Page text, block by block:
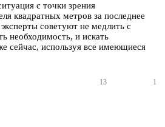
с точки зрения
квадратных метров за последнее
советуют не медлить с
необходимость, и искать
сейчас, используя все имеющиеся
13 1